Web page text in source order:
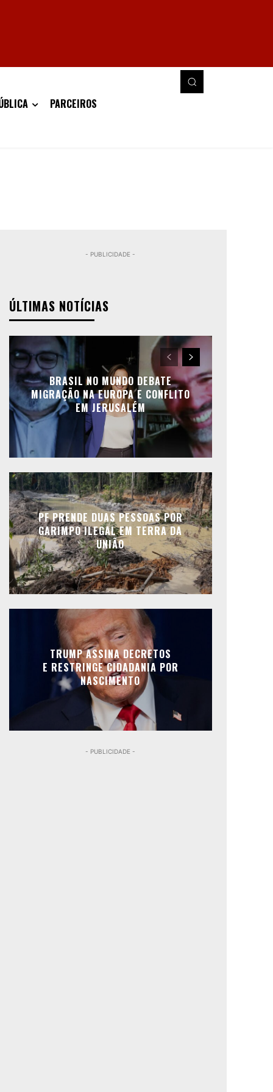
PARCEIROS
- PUBLICIDADE -
ÚLTIMAS NOTÍCIAS
BRASIL NO MUNDO DEBATE
MIGRAÇÃO NA EUROPA E CONFLITO
EM JERUSALÉM
PF PRENDE DUAS PESSOAS POR
GARIMPO ILEGAL EM TERRA DA
UNIÃO
TRUMP ASSINA DECRETOS
E RESTRINGE CIDADANIA POR
NASCIMENTO
- PUBLICIDADE -